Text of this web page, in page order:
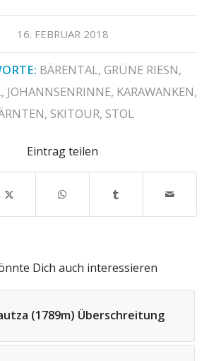
16. FEBRUAR 2018
BÄRENTAL, GRÜNE RIESN,
, JOHANNSENRINNE, KARAWANKEN,
, SKITOUR, STOL
Eintrag teilen
Dich auch interessieren
(1789m) Überschreitung